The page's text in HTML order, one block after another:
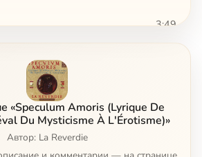
3:49
1:58
2:10
«Speculum Amoris (Lyrique De
Du Mysticisme À L'Érotisme)»
Автор: La Reverdie